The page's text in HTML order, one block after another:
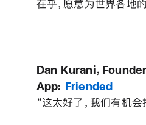
在乎，愿意为世界各地
Dan Kurani，
App: Friended
“这太好了，我们有机